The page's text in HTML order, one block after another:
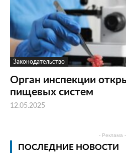
Законодательство
Орган инспекции
пищевых систем
12.05.2025
- Реклама -
ПОСЛЕДНИЕ НОВОСТИ